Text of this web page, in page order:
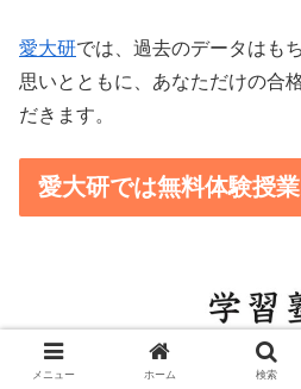
愛大研では、過去のデータはも
思いとともに、あなただけの合
だきます。
愛大研では無料体験授
メニュー ホーム 検索